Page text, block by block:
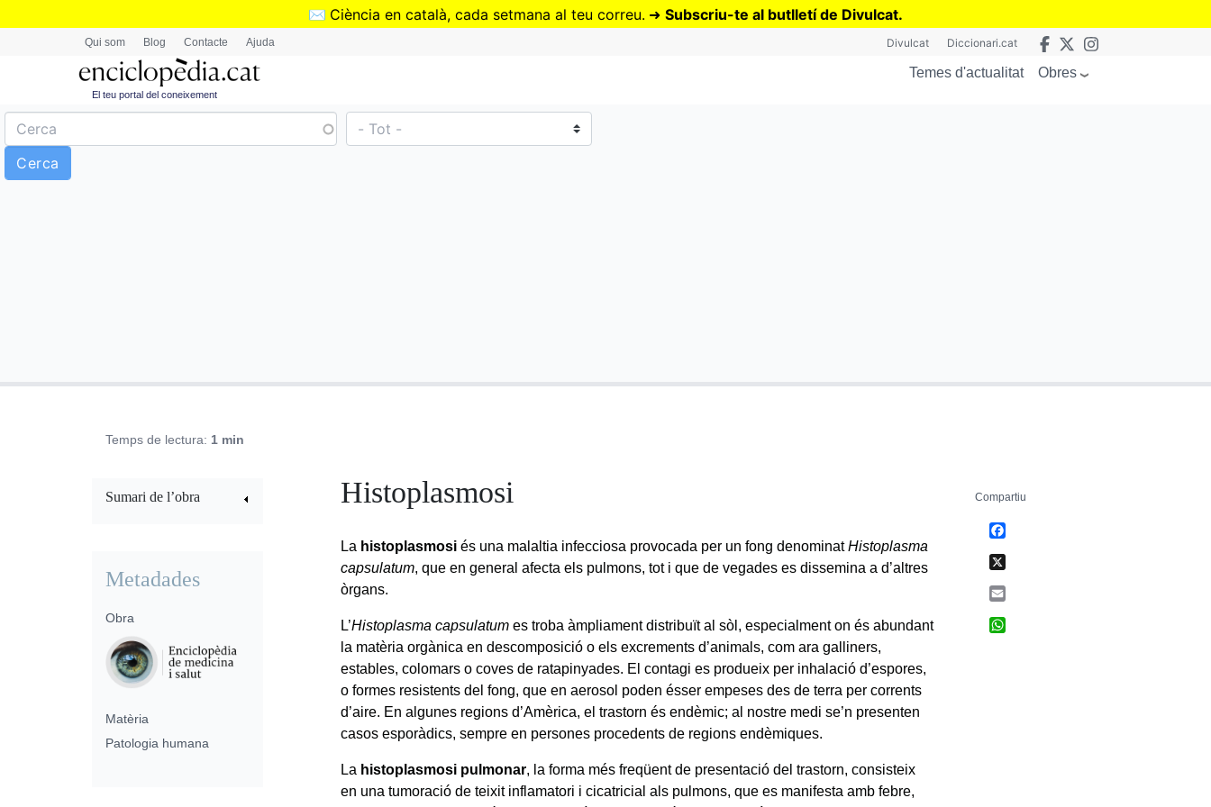
Vés
✉️ Ciència en català, cada setmana al teu correu. ➜ Subscriu-te al butlletí de Divulcat.
Qui som Blog Contacte Ajuda Divulcat Diccionari.cat
El teu portal del coneixement
Temes d'actualitat Obres
Temps de lectura: 1 min
Histoplasmosi
La histoplasmosiés una malaltia infecciosa provocada per un fong denominatHistoplasma
capsulatum, que en general afecta els pulmons, tot i que de vegades es dissemina a d’altres
òrgans.
L’Histoplasma capsulatum es troba àmpliament distribuït al sòl, especialment on és abundant
la matèria orgànica en descomposició o els excrements d’animals, com ara galliners,
estables, colomars o coves de ratapinyades. El contagi es produeix per inhalació d’espores,
o formes resistents del fong, que en aerosol poden ésser empeses des de terra per corrents
d’aire. En algunes regions d’Amèrica, el trastorn és endèmic; al nostre medi se’n presenten
casos esporàdics, sempre en persones procedents de regions endèmiques.
La histoplasmosi pulmonar, la forma més freqüent de presentació del trastorn, consisteix
en una tumoració de teixit inflamatori i cicatricial als pulmons, que es manifesta amb febre,
Sumari de l’obra
Metadades
Obra
Matèria
Patologia humana
Compartiu